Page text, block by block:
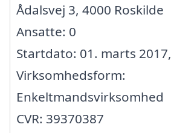
Ådalsvej 3, 4000 Roskilde
Ansatte: 0
Startdato: 01. marts 2017,
Virksomhedsform:
Enkeltmandsvirksomhed
CVR: 39370387